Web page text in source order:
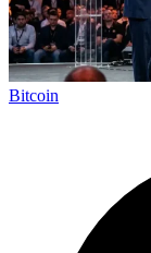
Bitcoin